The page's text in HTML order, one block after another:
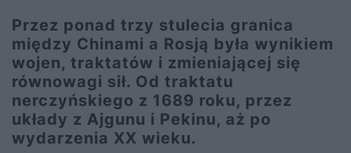
Przez ponad trzy stulecia granica
między Chinami a Rosją była wynikiem
wojen, traktatów i zmieniającej się
równowagi sił. Od traktatu
nerczyńskiego z 1689 roku, przez
układy z Ajgunu i Pekinu, aż po
wydarzenia XX wieku.